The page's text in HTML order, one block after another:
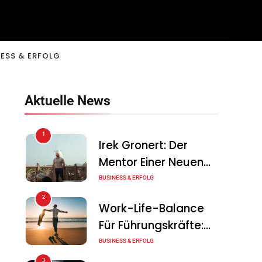
& ERFOLG
Aktuelle News
1
Irek Gronert: Der
Mentor Einer Neuen
Generation Von
BUSINESS & ERFOLG
2
Work-Life-Balance
Für Führungskräfte:
Illusion Oder Echte
BUSINESS & ERFOLG
3